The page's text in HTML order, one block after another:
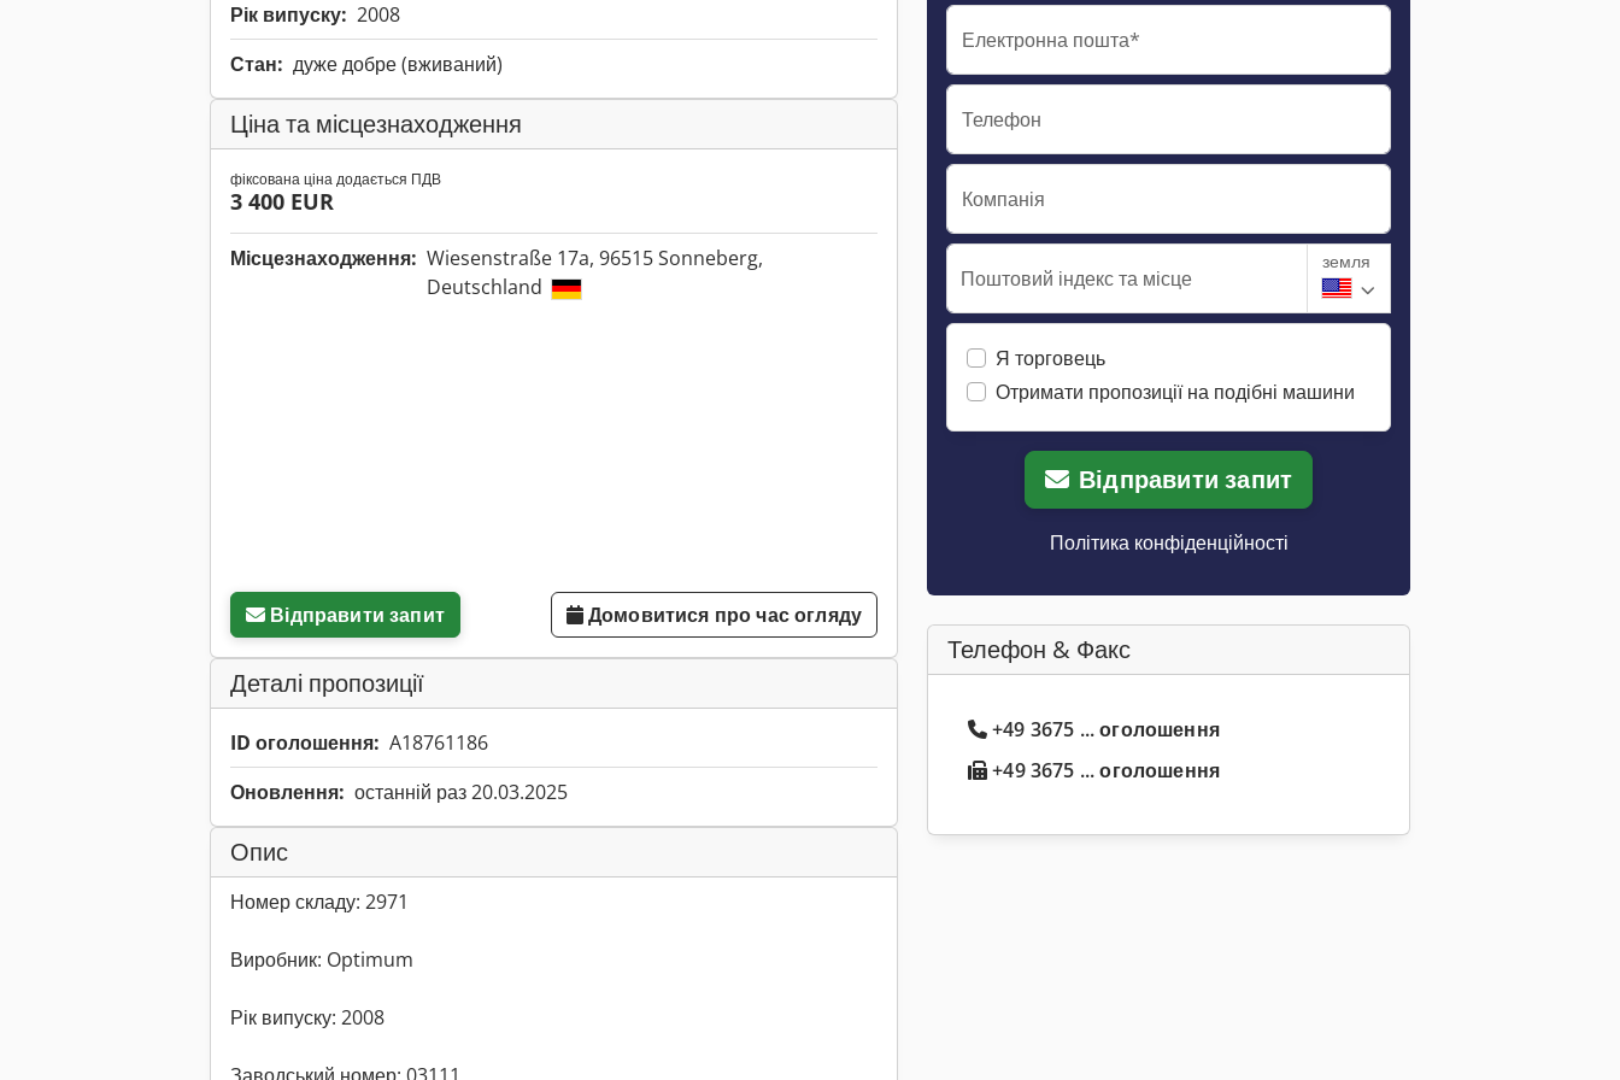
Рік випуску: 2008
Стан: дуже добре (вживаний)
Ціна та місцезнаходження
фіксована ціна додається ПДВ
3 400 EUR
Місцезнаходження: Wiesenstraße 17a, 96515 Sonneberg,
Deutschland
Відправити запит Домовитися про час огляду
Деталі пропозиції
ID оголошення: A18761186
Оновлення: останній раз 20.03.2025
Опис
Номер складу: 2971
Виробник: Optimum
Рік випуску: 2008
Електронна пошта*
Телефон
Компанія
Поштовий індекс та місце
земля
Я торговець
Отримати пропозиції на подібні машини
Відправити запит
Політика конфіденційності
Телефон & Факс
+49 3675 ... оголошення
+49 3675 ... оголошення